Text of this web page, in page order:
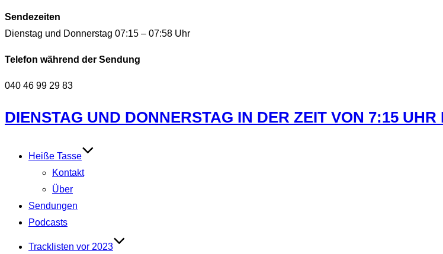
Sendezeiten
Dienstag und Donnerstag 07:15 – 07:58 Uhr
Telefon während der Sendung
040 46 99 29 83
Zum
Inhalt
DIENSTAG UND DONNERSTAG IN DER ZEIT VON 7:15
Heiße Tasse
Kontakt
Über
Sendungen
Podcasts
Tracklisten vor 2023